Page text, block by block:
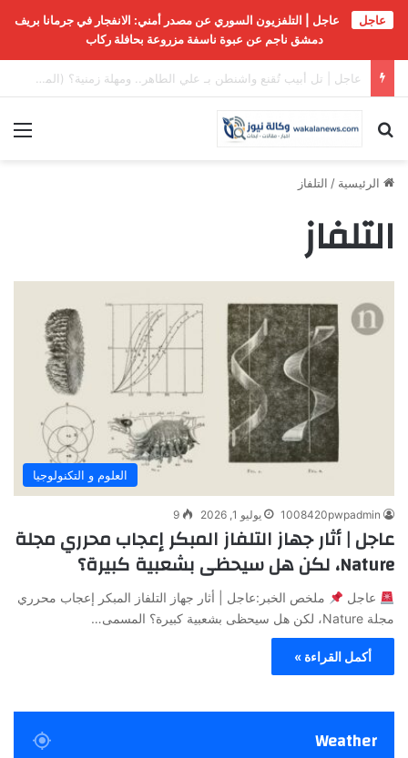
عاجل
عاجل | التلفزيون السوري عن مصدر أمني: الانفجار في جرمانا بريف
دمشق ناجم عن عبوة ناسفة مزروعة بحافلة ركاب
عاجل | سرّ الطلب الذي كشف المأزق الاستراتيجي الأمريكي
بحث عن
الرئيسية / التلفاز
التلفاز
العلوم و التكنولوجيا
1008420pwpadmin يوليو 1, 2026 9
عاجل | أثار جهاز التلفاز المبكر إعجاب محرري مجلة
Nature، لكن هل سيحظى بشعبية كبيرة؟
عاجل
ملخص الخبر:عاجل | أثار جهاز التلفاز المبكر إعجاب محرري
مجلة Nature، لكن هل سيحظى بشعبية كبيرة؟ المسمى…
أكمل القراءة »
Weather